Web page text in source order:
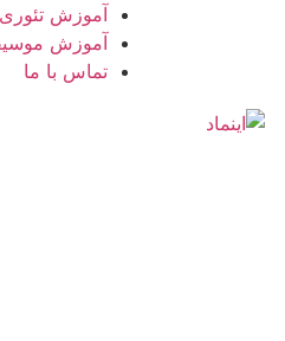
آموزش
آموزش
تماس با ما